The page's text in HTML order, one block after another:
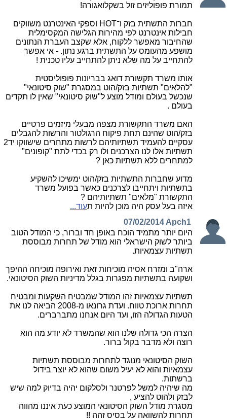
תמורת פופוליזים זול בשקלואגורה!
חברות התשתית בזק ו־HOT וספקי האינטרנט משווקים
חבילות אינטרנט לפי מהירות הגלישה המקסימלית
שהחיבור מאפשר ללקוח, אלא שקצב העברת הנתונים
מושפע מהעומס על התשתית ברגע נתון. - אי אפשר
להתחייב על מה שלא ניתן להתחייב עליו טכנית !
אותו משרד תקשורת דואג בבריונות פופוליסטית
"להלאים" תשתיות בזק/הוט במסגרת "שוק סיטונאי"
שנכשל בעולם ומודל מוצע ל"שוק סיטונאי" שאין לו תקדים
בעולם .
האם משרד התקשורת מצפה מבעלי מיזמים פרטיים
בזק/הוט שהינם תחת פיקוח הרגולטור והרשות להגבלים
עסקיים להעמיד תשתיותיהם לרשות מתחרים שישווקו יד2
תשתיות אלו לנו הצרכנים ולו רק בכדי לתת "קופונים"
למתחרים ללא תשתיות כאן ?
מדוע שחברות התשתיות בזק/הוט ימשיכו להשקיע
בתשתיות ויתחייבו לצרכנים כאשר בפועל משרד
התקשורת "מלאים" תשתיותיהם ?
איזה בעל עסק היה מוכן להיות תעוד...
Apch1
07/02/2014
היום יותר מתמיד הוכח באופן חד וברור, כי המודל הטוב
ביותר לשוק הישראלי הוא מודל של תחרות מבוססת
תשתיות עצמאיות.
ארה"ב ומזרח אסיה מוכיחות זאת ואירופה מוכיחה ההיפך
ושקועה בתשתיות מפגרות בגלל מדיניות השוק הסיטונאי.
תשתיות עצמאיות זהו המודל שמבטיח השקעות ומבטיח
תחרות ארוכת טווח. ועדת גרונאו מ-2008 הביאה לנו את
הטעות הגדולה הזו, ועד היום אנחנו מתברברים.
הצרה הכי גדולה שלנו הוא שהמשרד לא יודע מה הוא
רוצה ולא מדבר בקול ברור.
השוק הסיטונאי מנוגד לתחרות מבוססת תשתיות
עצמאיות והוא לא יעיל משום שהוא לא יוצר בידול
ברשתות.
מה שיהיה למשל לפרטנר ולסלקום יהיה בדיוק למה שיש
לבזק ולהוט להציע ,
מסגרת מודל השוק הסיטונאי המוצע כעת איננו מהווה
תחרות להשוואה על בסיס זהה !!